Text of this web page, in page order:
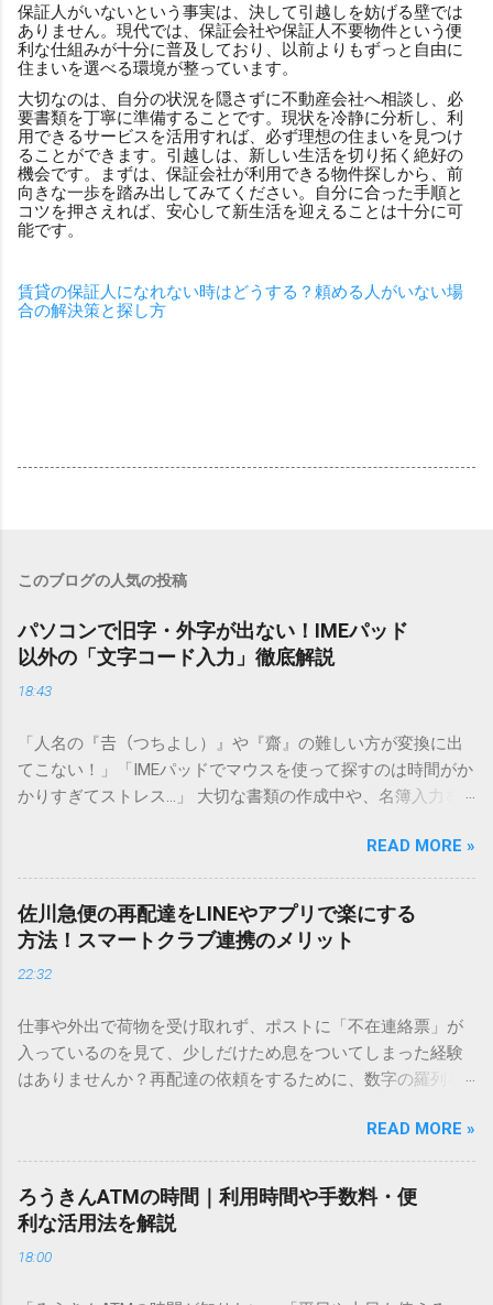
保証人がいないという事実は、決して引越しを妨げる壁では
ありません。現代では、保証会社や保証人不要物件という便
利な仕組みが十分に普及しており、以前よりもずっと自由に
住まいを選べる環境が整っています。
大切なのは、自分の状況を隠さずに不動産会社へ相談し、必
要書類を丁寧に準備することです。現状を冷静に分析し、利
用できるサービスを活用すれば、必ず理想の住まいを見つけ
ることができます。引越しは、新しい生活を切り拓く絶好の
機会です。まずは、保証会社が利用できる物件探しから、前
向きな一歩を踏み出してみてください。自分に合った手順と
コツを押さえれば、安心して新生活を迎えることは十分に可
能です。
賃貸の保証人になれない時はどうする？頼める人がいない場
合の解決策と探し方
このブログの人気の投稿
パソコンで旧字・外字が出ない！IMEパッド
以外の「文字コード入力」徹底解説
18:43
「人名の『𠮷（つちよし）』や『齋』の難しい方が変換に出
てこない！」「IMEパッドでマウスを使って探すのは時間がか
かりすぎてストレス…」 大切な書類の作成中や、名簿入力を
てしまいますよね。多くの人が「IMEパッド（手書き入力）」
を使いますが、実はマウスで一画ずつ書くのは非効率です
し、似た漢字が多すぎて結局見つからないことも少なくあり
ません。 そこで今回は、IMEパッドを使わずに、特定のコー
ドを打ち込むだけで一瞬で旧字や外字、特殊記号を呼び出す
「文字コード入力」のテクニックを詳しく解説します。 この
必要はありません。 1. なぜ「変換」しても旧字・外字が出て
こないのか？ そもそも、なぜ普通の変換で出てこない漢字が
あるのでしょうか。その理由は、パソコンが文字を認識する
は、JIS規格（日本産業規格）によって「第1水準」「第2水
準」といった形で整理されています。しかし、人名や地名に
使われる非常に古い漢字（旧字）や、特定の組織だけで作ら
れた「外字」は、この一般的な変換リストに含まれていない
ン上のすべての文字には、いわば「住所」のような番号が割
READ MORE »
佐川急便の再配達をLINEやアプリで楽にする
方法！スマートクラブ連携のメリット
22:32
仕事や外出で荷物を受け取れず、ポストに「不在連絡票」が
入っているのを見て、少しだけため息をついてしまった経験
はありませんか？再配達の依頼をするために、数字の羅列を
ことに申し訳なさを感じたりすることもあるかもしれませ
ん。 「もっとスムーズに、自分のタイミングで受け取りた
い」 「わざわざ電話をかけずに、スマホ一つで完結させた
い」 そんな願いを叶えてくれるのが、佐川急便の会員制サー
ビス「スマートクラブ」と、LINEや公式アプリの連携です。
これらを活用するだけで、再配達のストレスは驚くほど軽く
READ MORE »
ろうきんATMの時間｜利用時間や手数料・便
利な活用法を解説
18:00